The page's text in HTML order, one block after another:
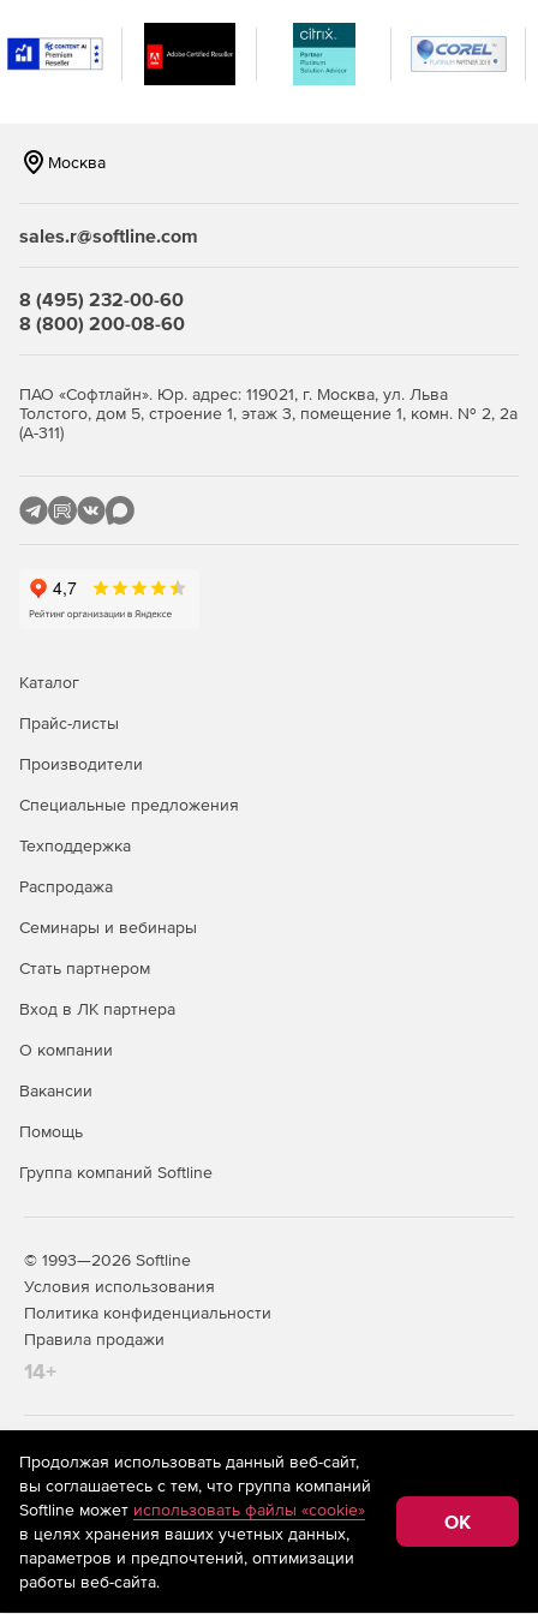
программными агентами RSA Authentication Agent сервер
RSA Authentication Manager образует комплексную
инфраструктуру двухфакторной аутентификации
web-приложений, программных решений для бизнеса и
Москва
sales.r@softline.com
8 (495) 232-00-60
8 (800) 200-08-60
ПАО «Софтлайн». Юр. адрес: 119021, г. Москва, ул. Льва
Толстого, дом 5, строение 1, этаж 3, помещение 1, комн. № 2, 2а
(А-311)
Каталог
Прайс-листы
Производители
Специальные предложения
Техподдержка
Распродажа
Семинары и вебинары
Стать партнером
Вход в ЛК партнера
О компании
Вакансии
Помощь
Группа компаний Softline
© 1993—2026 Softline
Условия использования
Политика конфиденциальности
Правила продажи
14+
На информационном ресурсе store.softline.ru применяются
рекомендательные технологии
(информационные технологии
предоставления информации на основе сбора,
систематизации и анализа сведений, относящихся к
предпочтениям пользователей сети «Интернет»,
находящихся на территории Российской Федерации)
Продолжая использовать данный веб-сайт,
вы соглашаетесь с тем, что группа компаний
Softline может использовать файлы «cookie»
в целях хранения ваших учетных данных,
параметров и предпочтений, оптимизации
работы веб-сайта.
OK